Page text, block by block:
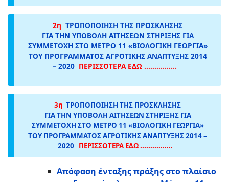
2η ΤΡΟΠΟΠΟΙΗΣΗ ΤΗΣ ΠΡΟΣΚΛΗΣΗΣ
ΓΙΑ ΤΗΝ ΥΠΟΒΟΛΗ ΑΙΤΗΣΕΩΝ ΣΤΗΡΙΞΗΣ ΓΙΑ
ΣΥΜΜΕΤΟΧΗ ΣΤΟ ΜΕΤΡΟ 11 «ΒΙΟΛΟΓΙΚΗ ΓΕΩΡΓΙΑ»
ΤΟΥ ΠΡΟΓΡΑΜΜΑΤΟΣ ΑΓΡΟΤΙΚΗΣ ΑΝΑΠΤΥΞΗΣ 2014
– 2020 ΠΕΡΙΣΣΟΤΕΡΑ ΕΔΩ ................
3η ΤΡΟΠΟΠΟΙΗΣΗ ΤΗΣ ΠΡΟΣΚΛΗΣΗΣ
ΓΙΑ ΤΗΝ ΥΠΟΒΟΛΗ ΑΙΤΗΣΕΩΝ ΣΤΗΡΙΞΗΣ ΓΙΑ
ΣΥΜΜΕΤΟΧΗ ΣΤΟ ΜΕΤΡΟ 11 «ΒΙΟΛΟΓΙΚΗ ΓΕΩΡΓΙΑ»
ΤΟΥ ΠΡΟΓΡΑΜΜΑΤΟΣ ΑΓΡΟΤΙΚΗΣ ΑΝΑΠΤΥΞΗΣ 2014 –
2020
ΠΕΡΙΣΣΟΤΕΡΑ ΕΔΩ ................
Απόφαση ένταξης πράξης στο πλαίσιο